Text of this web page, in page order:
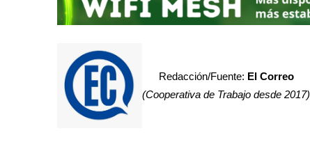
Redacción/Fuente: El Correo
(Cooperativa de Trabajo desde 2017)